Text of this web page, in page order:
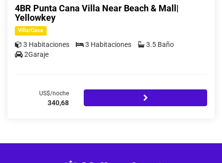
4BR Punta Cana Villa Near Beach & Mall|
Yellowkey
Villa/Casa
3 Habitaciones 3 Habitaciones
3.5 Baño
2Garaje
US$/noche
340,68